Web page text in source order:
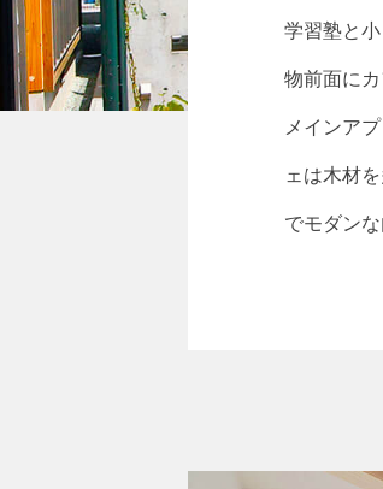
学習塾と
物前面に
メインア
ェは木材
でモダンな